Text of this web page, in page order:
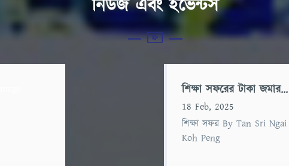
নিউজ এবং ইভেন্টস
শিক্ষা সফরের টাকা জমার...
18 Feb, 2025
শিক্ষা সফর By Tan Sri Ngai
Koh Peng